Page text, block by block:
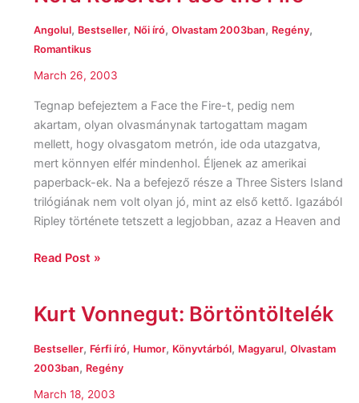
Angolul, Bestseller, Női író, Olvastam 2003ban, Regény,
Romantikus
March 26, 2003
Tegnap befejeztem a Face the Fire-t, pedig nem
akartam, olyan olvasmánynak tartogattam magam
mellett, hogy olvasgatom metrón, ide oda utazgatva,
mert könnyen elfér mindenhol. Éljenek az amerikai
paperback-ek. Na a befejező része a Three Sisters Island
trilógiának nem volt olyan jó, mint az első kettő. Igazából
Ripley története tetszett a legjobban, azaz a Heaven and
Face
the
Read Post »
Kurt Vonnegut: Börtöntöltelék
Bestseller, Férfi író, Humor, Könyvtárból, Magyarul, Olvastam
2003ban, Regény
March 18, 2003
Kurt
Börtöntöltelék